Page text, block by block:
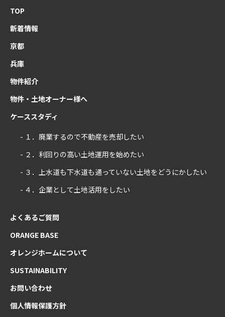
TOP
新着情報
京都
兵庫
物件紹介
物件・土地オーナー様へ
ケーススタディ
- １．廃業するので不動産を売却したい
- ２．利回りの高い土地運用を始めたい
- ３．上水道も下水道も通っていない土地をどうにかしたい
- ４．企業として土地活用をしたい
よくあるご質問
ORANGE BASE
オレンジホームについて
SUSTAINABILITY
お問い合わせ
個人情報保護方針